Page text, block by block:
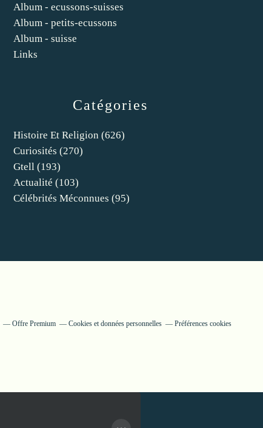
Catégories
Histoire Et Religion (626)
Curiosités (270)
Gtell (193)
Actualité (103)
Célébrités Méconnues (95)
Album - ecussons-suisses
Album - petits-ecussons
Album - suisse
Links
Offre Premium Cookies et données personnelles Préférences cookies